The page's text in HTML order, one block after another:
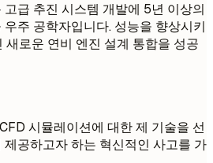
급 추진 시스템 개발에 5년 이상의
주 공학자입니다. 성능을 향상시키
새로운 연비 엔진 설계 통합을 성공
시뮬레이션에 대한 제 기술을 선
공하고자 하는 혁신적인 사고를 가